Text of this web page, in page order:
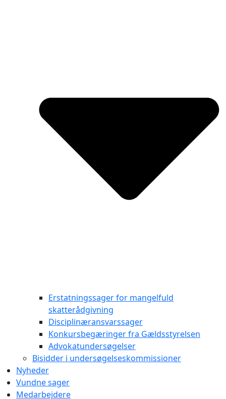
Erstatningssager for mangelfuld
skatterådgivning
Disciplinæransvarssager
Konkursbegæringer fra Gældsstyrelsen
Advokatundersøgelser
Bisidder i undersøgelseskommissioner
Nyheder
Vundne sager
Medarbejdere